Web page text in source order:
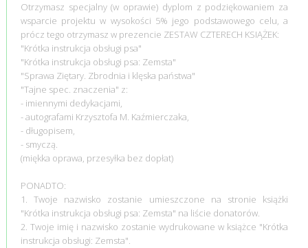
Otrzymasz specjalny (w oprawie) dyplom z podziękowaniem za
wsparcie projektu w wysokości 5% jego podstawowego celu, a
prócz tego otrzymasz w prezencie ZESTAW CZTERECH KSIĄŻEK:
"Krótka instrukcja obsługi psa"
"Krótka instrukcja obsługi psa: Zemsta"
"Sprawa Ziętary. Zbrodnia i klęska państwa"
"Tajne spec. znaczenia" z:
- imiennymi dedykacjami,
- autografami Krzysztofa M. Kaźmierczaka,
- długopisem,
- smyczą.
(miękka oprawa, przesyłka bez dopłat)
PONADTO:
1. Twoje nazwisko zostanie umieszczone na stronie książki
"Krótka instrukcja obsługi psa: Zemsta" na liście donatorów.
2. Twoje imię i nazwisko zostanie wydrukowane w książce "Krótka
instrukcja obsługi: Zemsta".